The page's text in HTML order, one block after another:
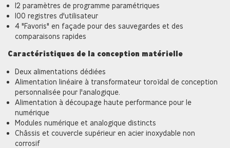
12 paramètres de programme paramétriques
100 registres d'utilisateur
4 "Favoris" en façade pour des sauvegardes et des
comparaisons rapides
Caractéristiques de la conception matérielle
Deux alimentations dédiées
Alimentation linéaire à transformateur toroïdal de conception
personnalisée pour l'analogique.
Alimentation à découpage haute performance pour le
numérique
Modules numérique et analogique distincts
Châssis et couvercle supérieur en acier inoxydable non
corrosif